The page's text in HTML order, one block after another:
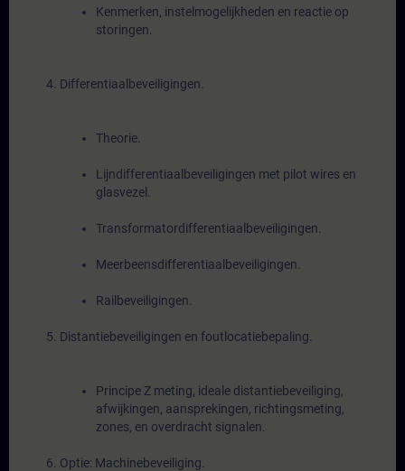
Kenmerken, instelmogelijkheden en reactie op
storingen.
Differentiaalbeveiligingen.
Theorie.
Lijndifferentiaalbeveiligingen met pilot wires en
glasvezel.
Transformatordifferentiaalbeveiligingen.
Meerbeensdifferentiaalbeveiligingen.
Railbeveiligingen.
Distantiebeveiligingen en foutlocatiebepaling.
Principe Z meting, ideale distantiebeveiliging,
afwijkingen, aansprekingen, richtingsmeting,
zones, en overdracht signalen.
Optie: Machinebeveiliging.